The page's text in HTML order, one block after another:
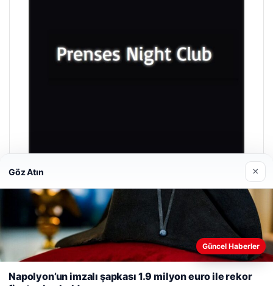
Prenses Night Club
Nisan 29, 2026
Web sitemizi nasıl kullandığınızı daha iyi anlayabilmek,
kullanıyoruz.Çerez Politikamız
Göz Atın ×
Güncel Haberler
Napolyon’un imzalı şapkası 1.9 milyon euro ile rekor